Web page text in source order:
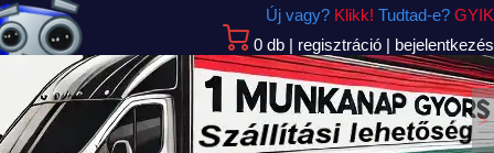
0 db | regisztráció | bejelentkezés
Új vagy? Klikk! Tudtad-e? GYIK
>